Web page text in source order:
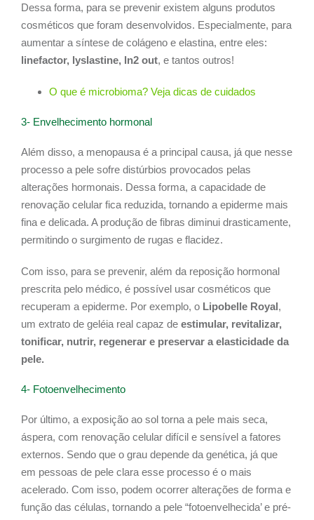
Dessa forma, para se prevenir existem alguns produtos
cosméticos que foram desenvolvidos. Especialmente, para
aumentar a síntese de colágeno e elastina, entre eles:
linefactor, lyslastine, ln2 out, e tantos outros!
O que é microbioma? Veja dicas de cuidados
3- Envelhecimento hormonal
Além disso, a menopausa é a principal causa, já que nesse
processo a pele sofre distúrbios provocados pelas
alterações hormonais. Dessa forma, a capacidade de
renovação celular fica reduzida, tornando a epiderme mais
fina e delicada. A produção de fibras diminui drasticamente,
permitindo o surgimento de rugas e flacidez.
Com isso, para se prevenir, além da reposição hormonal
prescrita pelo médico, é possível usar cosméticos que
recuperam a epiderme. Por exemplo, o Lipobelle Royal,
um extrato de geléia real capaz de estimular, revitalizar,
tonificar, nutrir, regenerar e preservar a elasticidade da
pele.
4- Fotoenvelhecimento
Por último, a exposição ao sol torna a pele mais seca,
áspera, com renovação celular difícil e sensível a fatores
externos. Sendo que o grau depende da genética, já que
em pessoas de pele clara esse processo é o mais
acelerado. Com isso, podem ocorrer alterações de forma e
função das células, tornando a pele “fotoenvelhecida’ e pré-